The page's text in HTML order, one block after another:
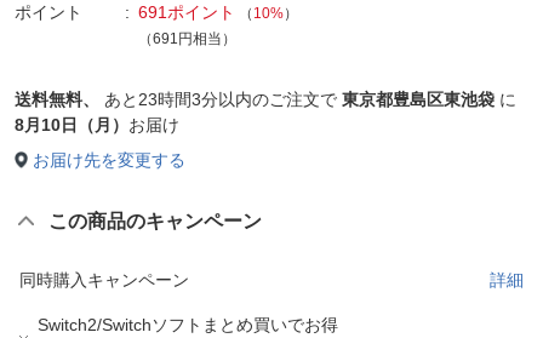
ポイント 691ポイント （ 10%）
（691円相当）
送料無料、 あと 23時間3分以内のご注文で 東京都豊島区東池袋 に
8月10日（月） お届け
お届け先を変更する
この商品のキャンペーン
同時購入キャンペーン 詳細
Switch2/Switchソフトまとめ買いでお得